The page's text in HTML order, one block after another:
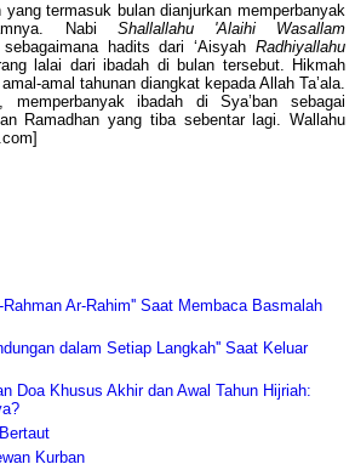
yang termasuk bulan dianjurkan memperbanyak
Nabi Shallallahu 'Alaihi Wasallam
hadits dari ‘Aisyah Radhiyallahu
lalai dari ibadah di bulan tersebut. Hikmah
amal tahunan diangkat kepada Allah Ta’ala.
ibadah di Sya’ban sebagai
Ramadhan yang tiba sebentar lagi. Wallahu
Ar-Rahim'' Saat Membaca Basmalah
dalam Setiap Langkah'' Saat Keluar
Doa Khusus Akhir dan Awal Tahun Hijriah:
Kurban